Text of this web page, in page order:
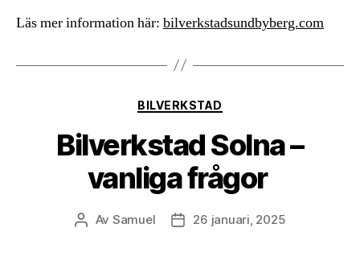
Läs mer information här: bilverkstadsundbyberg.com
Kategorier
BILVERKSTAD
Bilverkstad Solna –
vanliga frågor
Inläggsförfattare
Av Samuel Inläggsdatum
26 januari, 2025